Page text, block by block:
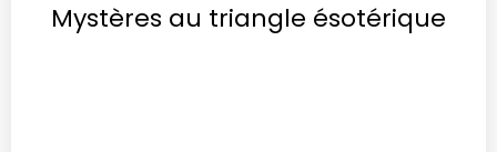
Mystères au triangle ésotérique